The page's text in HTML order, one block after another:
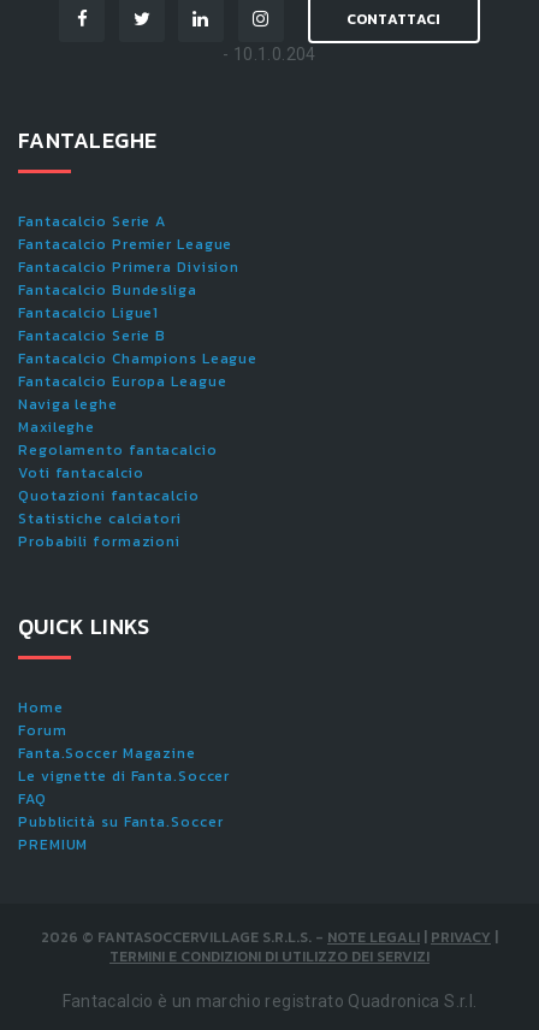
CONTATTACI
- 10.1.0.204
FANTALEGHE
Fantacalcio Serie A
Fantacalcio Premier League
Fantacalcio Primera Division
Fantacalcio Bundesliga
Fantacalcio Ligue1
Fantacalcio Serie B
Fantacalcio Champions League
Fantacalcio Europa League
Naviga leghe
Maxileghe
Regolamento fantacalcio
Voti fantacalcio
Quotazioni fantacalcio
Statistiche calciatori
Probabili formazioni
QUICK LINKS
Home
Forum
Fanta.Soccer Magazine
Le vignette di Fanta.Soccer
FAQ
Pubblicità su Fanta.Soccer
PREMIUM
2026 © FANTASOCCERVILLAGE S.R.L.S. - NOTE LEGALI | PRIVACY |
TERMINI E CONDIZIONI DI UTILIZZO DEI SERVIZI
Fantacalcio è un marchio registrato Quadronica S.r.l.